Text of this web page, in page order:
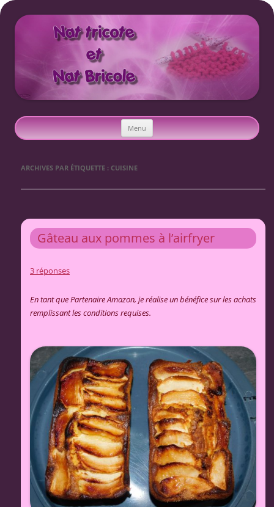
Menu Aller
au
contenu
ARCHIVES PAR ÉTIQUETTE : CUISINE
Gâteau aux pommes à l’airfryer
3 réponses
En tant que Partenaire Amazon, je réalise un bénéfice sur les achats
remplissant les conditions requises.